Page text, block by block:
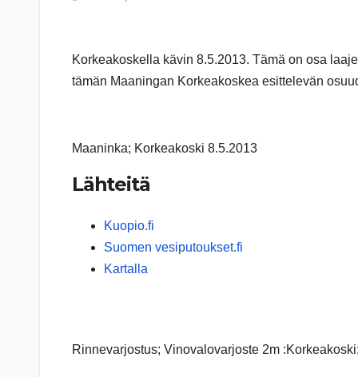
Korkeakoskella kävin 8.5.2013. Tämä on osa
tämän Maaningan Korkeakoskea esittelevän
Maaninka; Korkeakoski 8.5.2013
Lähteitä
Kuopio.fi
Suomen vesiputoukset.fi
Kartalla
Rinnevarjostus; Vinovalovarjoste 2m